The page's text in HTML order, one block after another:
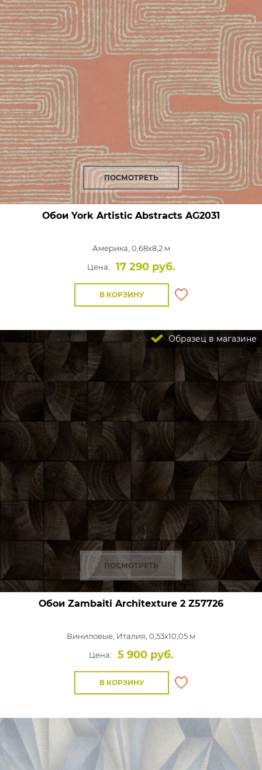
ПОСМОТРЕТЬ
Обои York Artistic Abstracts AG2031
Америка, 0,68x8,2 м
Цена:
17 290 руб.
В КОРЗИНУ
Образец в магазине
ПОСМОТРЕТЬ
Обои Zambaiti Architexture 2 Z57726
Виниловые, Италия, 0,53x10,05 м
Цена:
5 900 руб.
В КОРЗИНУ